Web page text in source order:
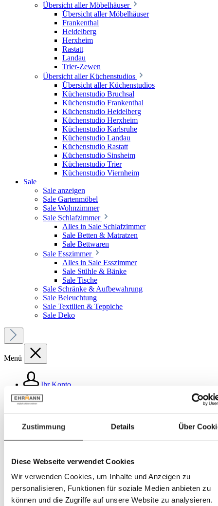
Zustimmung Details Über
Diese Webseite verwendet Cookies
Wir verwenden Cookies, um Inhalte und Anzeigen zu
personalisieren, Funktionen für soziale Medien anbieten zu
können und die Zugriffe auf unsere Website zu analysieren.
Übersicht aller Möbelhäuser
Übersicht aller Möbelhäuser
Frankenthal
Heidelberg
Herxheim
Rastatt
Landau
Trier-Zewen
Übersicht aller Küchenstudios
Übersicht aller Küchenstudios
Küchenstudio Bruchsal
Küchenstudio Frankenthal
Küchenstudio Heidelberg
Küchenstudio Herxheim
Küchenstudio Karlsruhe
Küchenstudio Landau
Küchenstudio Rastatt
Küchenstudio Sinsheim
Küchenstudio Trier
Küchenstudio Viernheim
Sale
Sale anzeigen
Sale Gartenmöbel
Sale Wohnzimmer
Sale Schlafzimmer
Alles in Sale Schlafzimmer
Sale Betten & Matratzen
Sale Bettwaren
Sale Esszimmer
Alles in Sale Esszimmer
Sale Stühle & Bänke
Sale Tische
Sale Schränke & Aufbewahrung
Sale Beleuchtung
Sale Textilien & Teppiche
Sale Deko
Menü
Ihr Konto
Service
Bildergalerie überspringen